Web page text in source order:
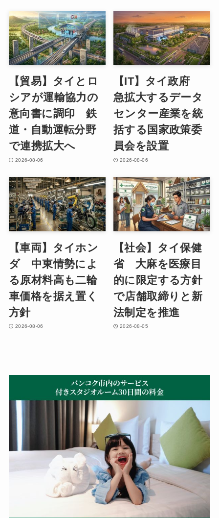
【貿易】タイとロ
シアが運輸協力の
意向書に調印 鉄
道・自動運転分野
で連携拡大へ
2026-08-06
【IT】タイ政府
急拡大するデータ
センター産業を統
括する国家政策委
員会を設置
2026-08-06
【車両】タイホン
ダ 中東情勢によ
る原材料高も二輪
車価格を据え置く
方針
2026-08-06
【社会】タイ保健
省 大麻を医療目
的に限定する方針
で店舗取締りと新
法制定を推進
2026-08-05